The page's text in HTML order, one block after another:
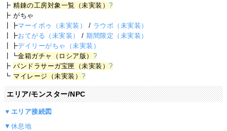
┣精錬の工房対象一覧（未実装）?
┣ がちゃ
┃┣マーイボゥ（未実装） / ラウボ（未実装）
┃┣おてがる（未実装） /期間限定（未実装）
┃┣デイリーがちゃ（未実装）
┃┗金箱ガチャ（ロシア版） ?
┣パンドラサーガ宝匣（未実装）?
┗ マイレージ（未実装）?
エリア/モンスター/NPC
▼エリア接続図
▼休息地